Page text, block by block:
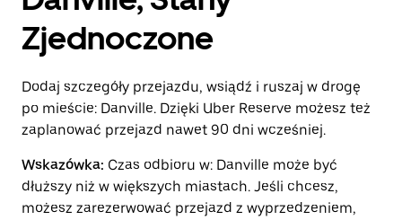
Zjednoczone
Dodaj szczegóły przejazdu, wsiądź i ruszaj w drogę
po mieście: Danville. Dzięki Uber Reserve możesz też
zaplanować przejazd nawet 90 dni wcześniej.
Wskazówka: Czas odbioru w: Danville może być
dłuższy niż w większych miastach. Jeśli chcesz,
możesz zarezerwować przejazd z wyprzedzeniem,